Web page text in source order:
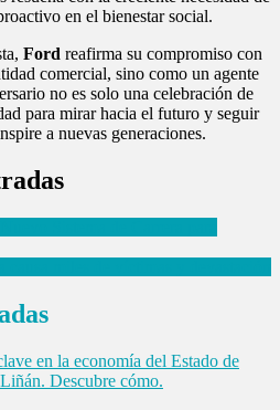
en el bienestar social.
Ford reafirma su compromiso con
comercial, sino como un agente
no es solo una celebración de
para mirar hacia el futuro y seguir
a nuevas generaciones.